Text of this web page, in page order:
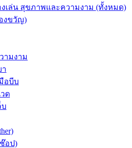
เล่น สุขภาพและความงาม (ทั้งหมด)
งขวัญ)
ามงาม
า
อบีบ
ด
บ
อป)